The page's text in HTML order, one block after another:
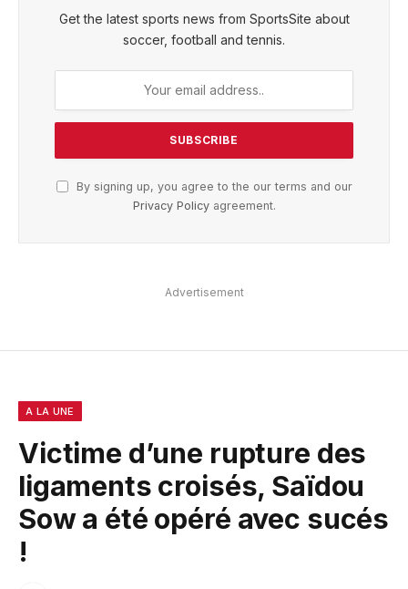
Get the latest sports news from SportsSite about
soccer, football and tennis.
By signing up, you agree to the our terms and our
Privacy Policyagreement.
Advertisement
A LA UNE
Victime d’une rupture des
ligaments croisés, Saïdou
Sow a été opéré avec sucés
!